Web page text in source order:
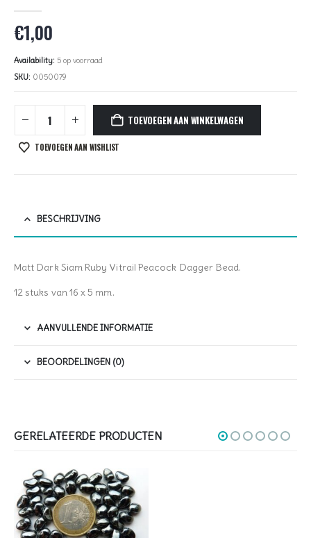
€1,00
Availability: 5 op voorraad
SKU: 0050079
TOEVOEGEN AAN WINKELWAGEN
TOEVOEGEN AAN WISHLIST
BESCHRIJVING
Matt Dark Siam Ruby Vitrail Peacock Dagger Bead.
12 stuks van 16 x 5 mm.
AANVULLENDE INFORMATIE
BEOORDELINGEN (0)
GERELATEERDE PRODUCTEN